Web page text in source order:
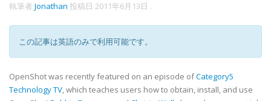
執筆者 Jonathan 投稿日 2011年6月13日 .
この記事は英語のみで利用可能です。
OpenShot was recently featured on an episode ofCategory5
Technology TV, which teaches users how to obtain, install, and use